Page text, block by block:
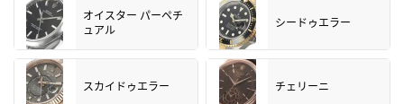
オイスター パーペチ
ュアル
シードゥエラー
スカイドゥエラー チェリーニ